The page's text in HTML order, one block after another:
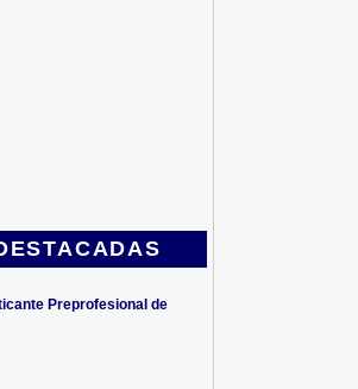
Preprofesional de